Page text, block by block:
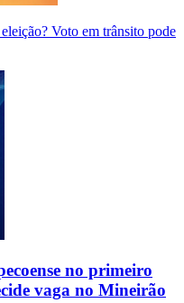
Voto em trânsito pode
no primeiro
vaga no Mineirão